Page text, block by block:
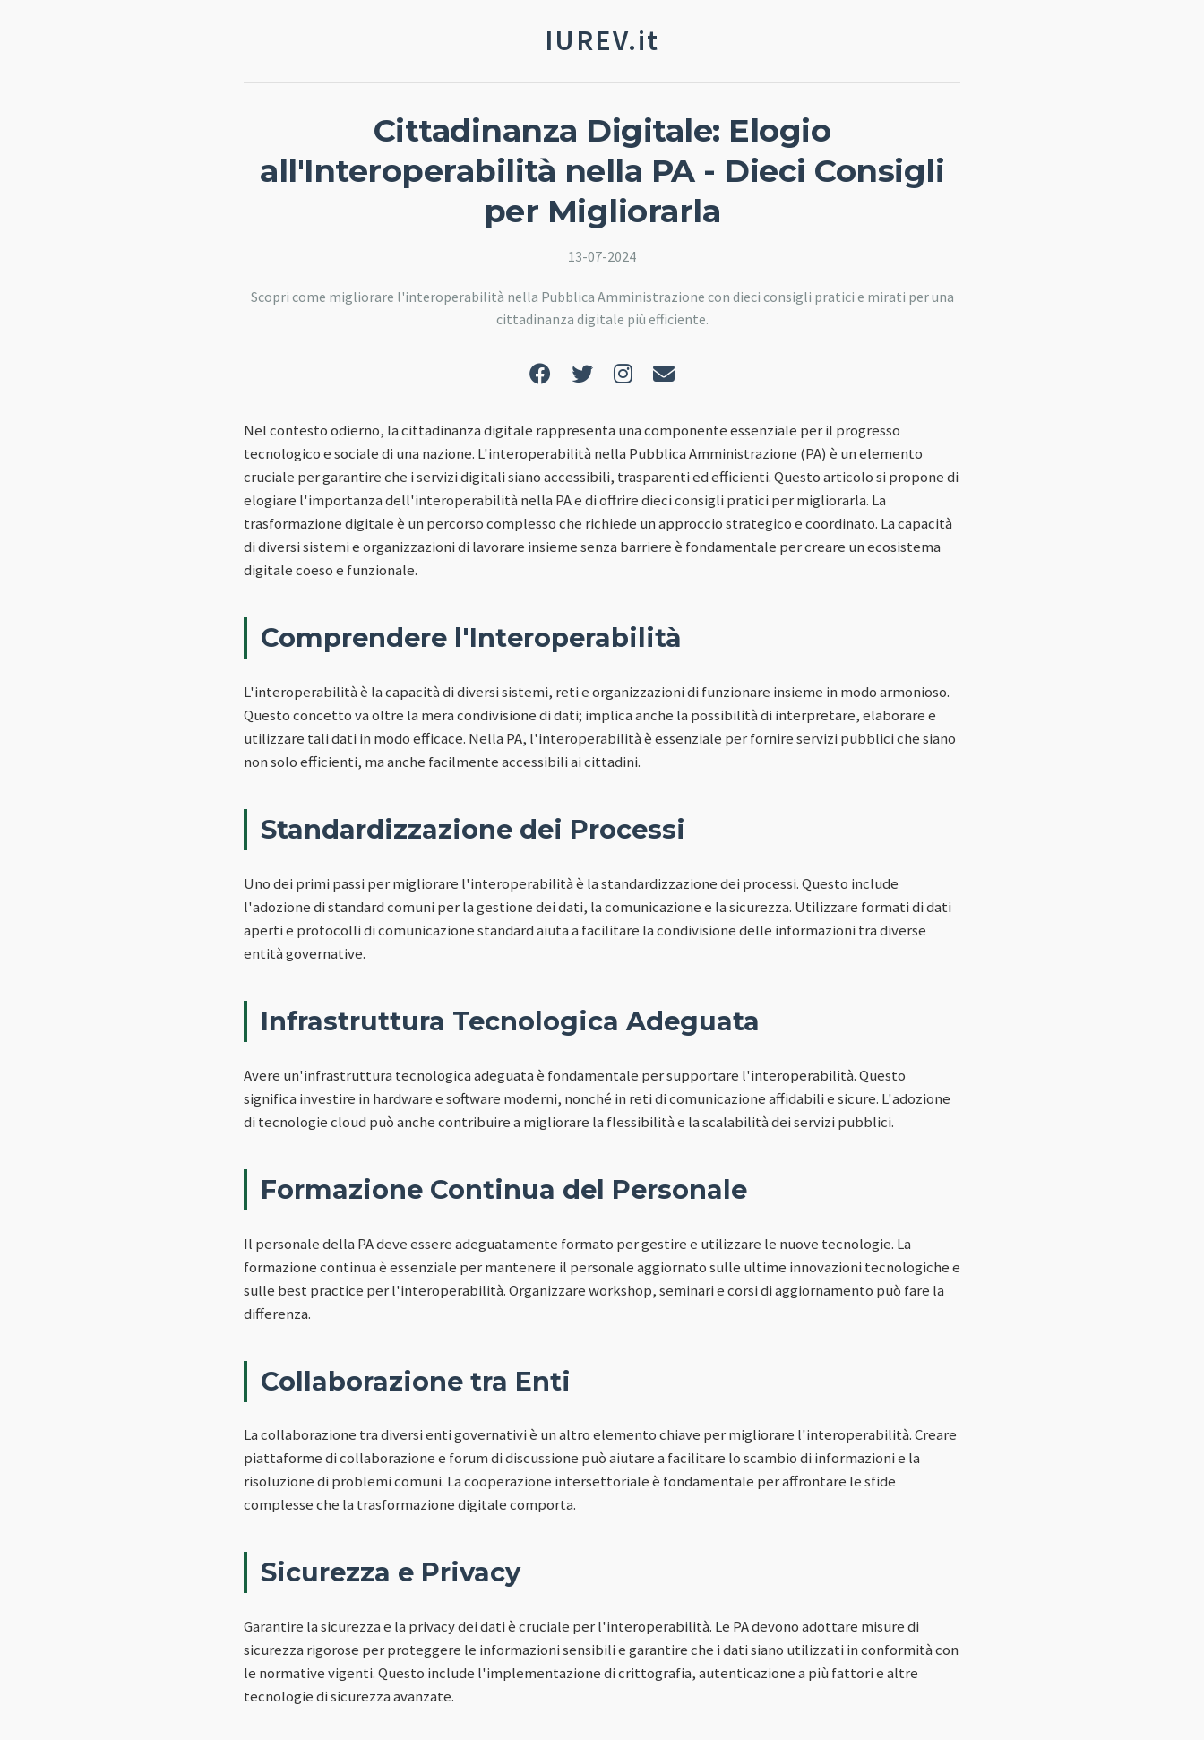
IUREV.it
Cittadinanza Digitale: Elogio
all'Interoperabilità nella PA - Dieci Consigli
per Migliorarla
13-07-2024
Scopri come migliorare l'interoperabilità nella Pubblica Amministrazione con dieci consigli pratici e mirati per una
cittadinanza digitale più efficiente.
Nel contesto odierno, la cittadinanza digitale rappresenta una componente essenziale per il progresso
tecnologico e sociale di una nazione. L'interoperabilità nella Pubblica Amministrazione (PA) è un elemento
cruciale per garantire che i servizi digitali siano accessibili, trasparenti ed efficienti. Questo articolo si propone di
elogiare l'importanza dell'interoperabilità nella PA e di offrire dieci consigli pratici per migliorarla. La
trasformazione digitale è un percorso complesso che richiede un approccio strategico e coordinato. La capacità
di diversi sistemi e organizzazioni di lavorare insieme senza barriere è fondamentale per creare un ecosistema
digitale coeso e funzionale.
Comprendere l'Interoperabilità
L'interoperabilità è la capacità di diversi sistemi, reti e organizzazioni di funzionare insieme in modo armonioso.
Questo concetto va oltre la mera condivisione di dati; implica anche la possibilità di interpretare, elaborare e
utilizzare tali dati in modo efficace. Nella PA, l'interoperabilità è essenziale per fornire servizi pubblici che siano
non solo efficienti, ma anche facilmente accessibili ai cittadini.
Standardizzazione dei Processi
Uno dei primi passi per migliorare l'interoperabilità è la standardizzazione dei processi. Questo include
l'adozione di standard comuni per la gestione dei dati, la comunicazione e la sicurezza. Utilizzare formati di dati
aperti e protocolli di comunicazione standard aiuta a facilitare la condivisione delle informazioni tra diverse
entità governative.
Infrastruttura Tecnologica Adeguata
Avere un'infrastruttura tecnologica adeguata è fondamentale per supportare l'interoperabilità. Questo
significa investire in hardware e software moderni, nonché in reti di comunicazione affidabili e sicure. L'adozione
di tecnologie cloud può anche contribuire a migliorare la flessibilità e la scalabilità dei servizi pubblici.
Formazione Continua del Personale
Il personale della PA deve essere adeguatamente formato per gestire e utilizzare le nuove tecnologie. La
formazione continua è essenziale per mantenere il personale aggiornato sulle ultime innovazioni tecnologiche e
sulle best practice per l'interoperabilità. Organizzare workshop, seminari e corsi di aggiornamento può fare la
differenza.
Collaborazione tra Enti
La collaborazione tra diversi enti governativi è un altro elemento chiave per migliorare l'interoperabilità. Creare
piattaforme di collaborazione e forum di discussione può aiutare a facilitare lo scambio di informazioni e la
risoluzione di problemi comuni. La cooperazione intersettoriale è fondamentale per affrontare le sfide
complesse che la trasformazione digitale comporta.
Sicurezza e Privacy
Garantire la sicurezza e la privacy dei dati è cruciale per l'interoperabilità. Le PA devono adottare misure di
sicurezza rigorose per proteggere le informazioni sensibili e garantire che i dati siano utilizzati in conformità con
le normative vigenti. Questo include l'implementazione di crittografia, autenticazione a più fattori e altre
tecnologie di sicurezza avanzate.